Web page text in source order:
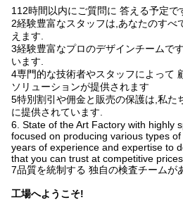
112時間以内にご質問に 答える予定で
2経験豊富なスタッフは,あなたのすべ
えます.
3経験豊富なプロのデザインチームで
います.
4専門的な技術者やスタッフによって
ソリューションが提供されます
5特別割引や佣金と販売の保護は,私た
に提供されています.
6. State of the Art Factory with highly
focused on producing various types
years of experience and expertise to
that you can trust at competitive prices.
7品質を統制する 独自の検査チームが
工場へようこそ!